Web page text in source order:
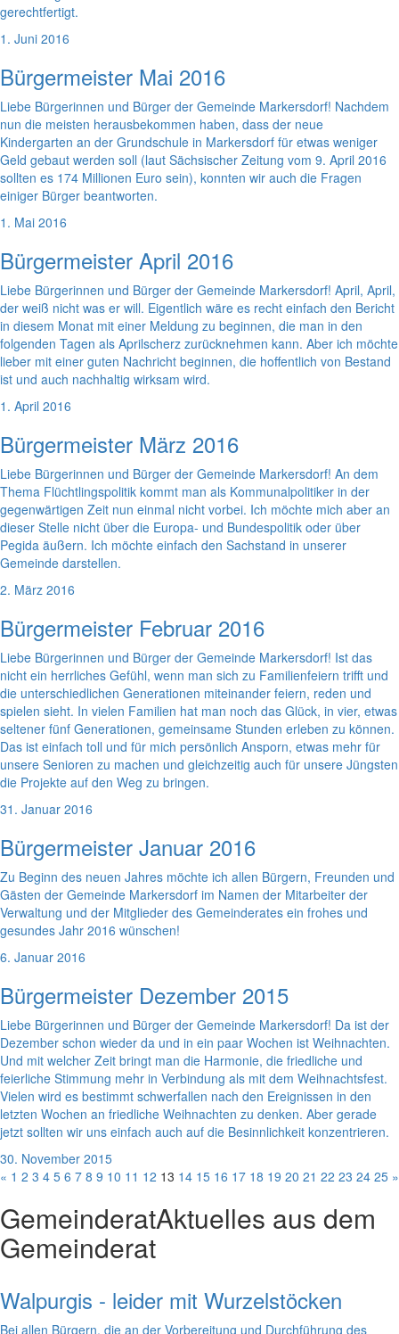
gerechtfertigt.
1. Juni 2016
Bürgermeister Mai 2016
Liebe Bürgerinnen und Bürger der Gemeinde Markersdorf! Nachdem
nun die meisten herausbekommen haben, dass der neue
Kindergarten an der Grundschule in Markersdorf für etwas weniger
Geld gebaut werden soll (laut Sächsischer Zeitung vom 9. April 2016
sollten es 174 Millionen Euro sein), konnten wir auch die Fragen
einiger Bürger beantworten.
1. Mai 2016
Bürgermeister April 2016
Liebe Bürgerinnen und Bürger der Gemeinde Markersdorf! April, April,
der weiß nicht was er will. Eigentlich wäre es recht einfach den Bericht
in diesem Monat mit einer Meldung zu beginnen, die man in den
folgenden Tagen als Aprilscherz zurücknehmen kann. Aber ich möchte
lieber mit einer guten Nachricht beginnen, die hoffentlich von Bestand
ist und auch nachhaltig wirksam wird.
1. April 2016
Bürgermeister März 2016
Liebe Bürgerinnen und Bürger der Gemeinde Markersdorf! An dem
Thema Flüchtlingspolitik kommt man als Kommunalpolitiker in der
gegenwärtigen Zeit nun einmal nicht vorbei. Ich möchte mich aber an
dieser Stelle nicht über die Europa- und Bundespolitik oder über
Pegida äußern. Ich möchte einfach den Sachstand in unserer
Gemeinde darstellen.
2. März 2016
Bürgermeister Februar 2016
Liebe Bürgerinnen und Bürger der Gemeinde Markersdorf! Ist das
nicht ein herrliches Gefühl, wenn man sich zu Familienfeiern trifft und
die unterschiedlichen Generationen miteinander feiern, reden und
spielen sieht. In vielen Familien hat man noch das Glück, in vier, etwas
seltener fünf Generationen, gemeinsame Stunden erleben zu können.
Das ist einfach toll und für mich persönlich Ansporn, etwas mehr für
unsere Senioren zu machen und gleichzeitig auch für unsere Jüngsten
die Projekte auf den Weg zu bringen.
31. Januar 2016
Bürgermeister Januar 2016
Zu Beginn des neuen Jahres möchte ich allen Bürgern, Freunden und
Gästen der Gemeinde Markersdorf im Namen der Mitarbeiter der
Verwaltung und der Mitglieder des Gemeinderates ein frohes und
gesundes Jahr 2016 wünschen!
6. Januar 2016
Bürgermeister Dezember 2015
Liebe Bürgerinnen und Bürger der Gemeinde Markersdorf! Da ist der
Dezember schon wieder da und in ein paar Wochen ist Weihnachten.
Und mit welcher Zeit bringt man die Harmonie, die friedliche und
feierliche Stimmung mehr in Verbindung als mit dem Weihnachtsfest.
Vielen wird es bestimmt schwerfallen nach den Ereignissen in den
letzten Wochen an friedliche Weihnachten zu denken. Aber gerade
jetzt sollten wir uns einfach auch auf die Besinnlichkeit konzentrieren.
30. November 2015
« 1 2 3 4 5 6 7 8 9 10 11 12 13 14 15 16 17 18 19 20 21 22 23 24 25 »
GemeinderatAktuelles aus dem
Gemeinderat
Walpurgis - leider mit Wurzelstöcken
Bei allen Bürgern, die an der Vorbereitung und Durchführung des